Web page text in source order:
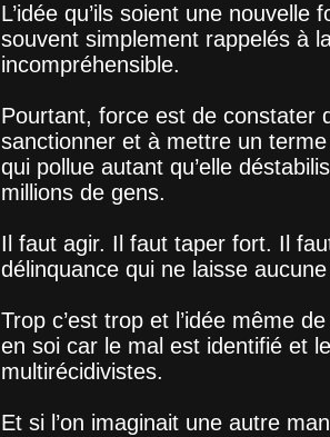
L’idée qu’ils soient une nouvelle
souvent simplement rappelés à
incompréhensible.
Pourtant, force est de constater
sanctionner et à mettre un
qui pollue autant qu’elle
millions de gens.
Il faut agir. Il faut taper fort. Il
délinquance qui ne laisse
Trop c’est trop et l’idée même
en soi car le mal est identifié et
multirécidivistes.
Et si l’on imaginait une autre